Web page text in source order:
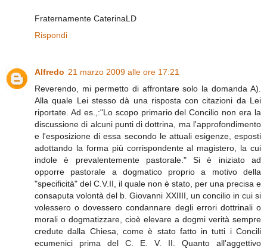
Fraternamente CaterinaLD
Rispondi
Alfredo 21 marzo 2009 alle ore 17:21
Reverendo, mi permetto di affrontare solo la domanda A).
Alla quale Lei stesso dà una risposta con citazioni da Lei
riportate. Ad es.,:"Lo scopo primario del Concilio non era la
discussione di alcuni punti di dottrina, ma l'approfondimento
e l'esposizione di essa secondo le attuali esigenze, esposti
adottando la forma più corrispondente al magistero, la cui
indole è prevalentemente pastorale." Si è iniziato ad
opporre pastorale a dogmatico proprio a motivo della
"specificità" del C.V.II, il quale non è stato, per una precisa e
consaputa volontà del b. Giovanni XXIIII, un concilio in cui si
volessero o dovessero condannare degli errori dottrinali o
morali o dogmatizzare, cioè elevare a dogmi verità sempre
credute dalla Chiesa, come è stato fatto in tutti i Concili
ecumenici prima del C. E. V. II. Quanto all'aggettivo